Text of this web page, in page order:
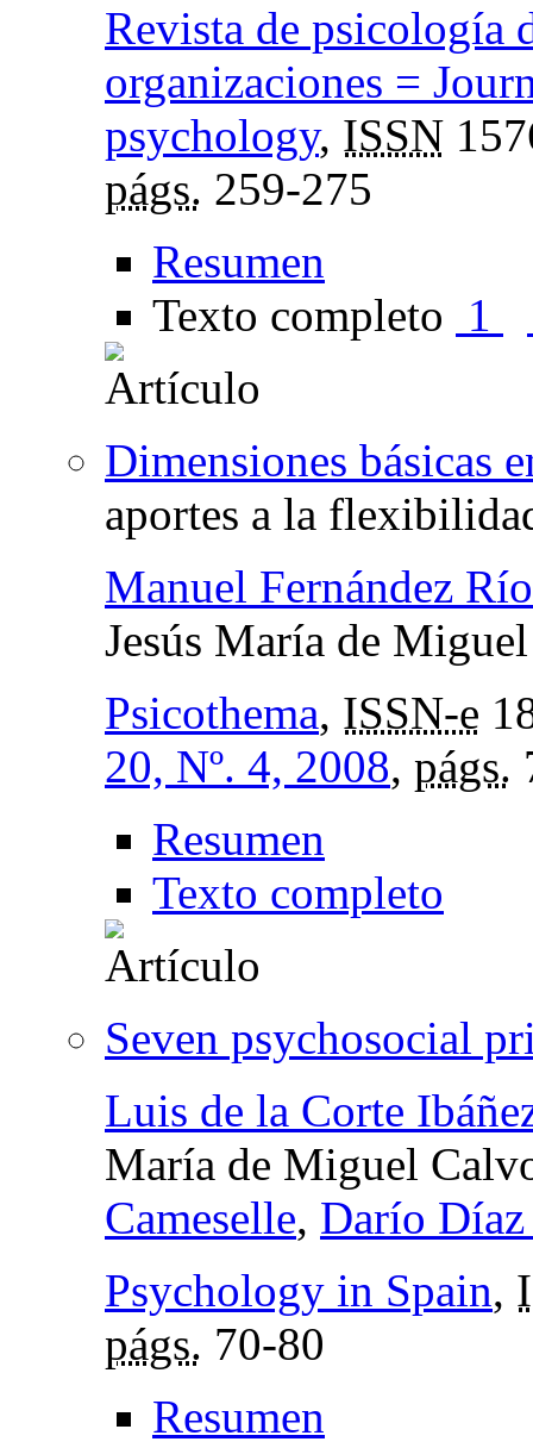
Revista de psicología
organizaciones =
psychology, ISSN
págs. 259-275
Resumen
Texto completo 1
Dimensiones básicas
aportes a la
Manuel Fernández
Jesús María de
Psicothema, ISSN-e
20, Nº. 4, 2008, págs.
Resumen
Texto completo
Seven psychosocial
Luis de la Corte
María de Miguel
Cameselle, Darío
Psychology in Spain,
págs. 70-80
Resumen